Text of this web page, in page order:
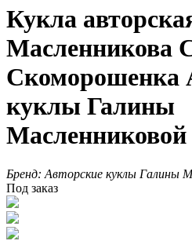
Кукла
Скоморошенка
куклы Галины
Масленниковой
Бренд: Авторские куклы Галины
Под заказ